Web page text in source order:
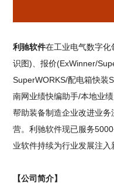
利驰软件在工业电气数字化
识图)、报价(ExWinner/
SuperWORKS/配电箱快装
南网业绩快编助手/本地业
帮助装备制造企业改进业
营。利驰软件现已服务
业软件持续为行业发展注入
【公司简介】